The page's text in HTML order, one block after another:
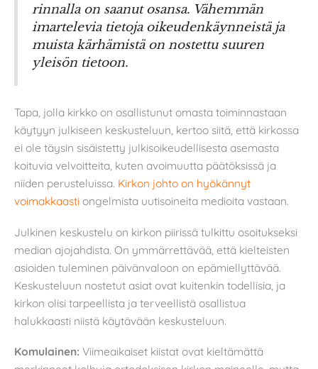
rinnalla on saanut osansa. Vähemmän
imartelevia tietoja oikeudenkäynneistä ja
muista kärhämistä on nostettu suuren
yleisön tietoon.
Tapa, jolla kirkko on osallistunut omasta toiminnastaan
käytyyn julkiseen keskusteluun, kertoo siitä, että kirkossa
ei ole täysin sisäistetty julkisoikeudellisesta asemasta
koituvia velvoitteita, kuten avoimuutta päätöksissä ja
niiden perusteluissa. Kirkon johto on hyökännyt
voimakkaasti ongelmista uutisoineita medioita vastaan.
Julkinen keskustelu on kirkon piirissä tulkittu osoitukseksi
median ajojahdista. On ymmärrettävää, että kielteisten
asioiden tuleminen päivänvaloon on epämiellyttävää.
Keskusteluun nostetut asiat ovat kuitenkin todellisia, ja
kirkon olisi tarpeellista ja terveellistä osallistua
halukkaasti niistä käytävään keskusteluun.
Komulainen: Viimeaikaiset kiistat ovat kieltämättä